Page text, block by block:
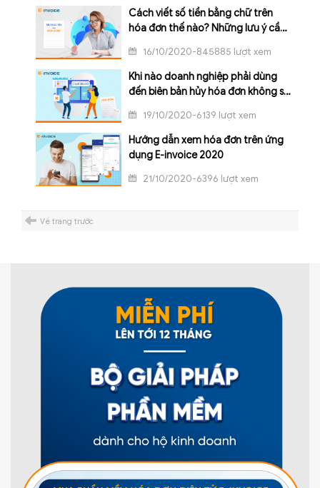
Cách viết số tiền bằng chữ trên
hóa đơn thế nào? Những lưu ý cần
16/10/2020-845885 lượt xem
Khi nào doanh nghiệp phải dùng
đến biên bản hủy hóa đơn không sử
19/10/2020-6139 lượt xem
Hướng dẫn xem hóa đơn trên ứng
dụng E-invoice 2020
21/10/2020-6396 lượt xem
Về trang trước